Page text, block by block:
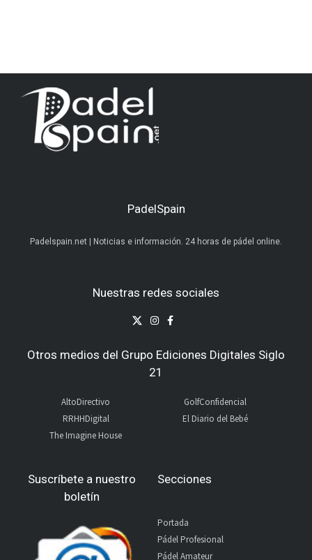
PadelSpain
Padelspain.net | Noticias e información. 24 horas de pádel online.
Nuestras redes sociales
Otros medios del Grupo Ediciones Digitales Siglo
21
AltoDirectivo
RRHHDigital
The Imagine House
GolfConfidencial
El Diario del Bebé
Suscríbete a nuestro
boletín
Secciones
Portada
Pádel Profesional
Pádel Amateur